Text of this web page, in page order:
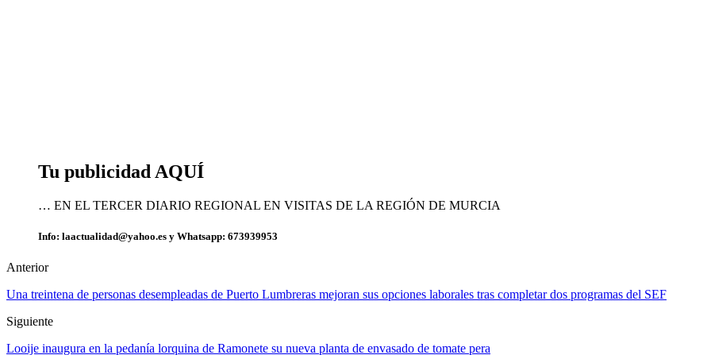
Tu publicidad AQUÍ
… EN EL TERCER DIARIO REGIONAL EN VISITAS DE LA REGIÓN DE MURCIA
Info: laactualidad@yahoo.es y Whatsapp: 673939953
Anterior
Una treintena de personas desempleadas de Puerto Lumbreras mejoran sus opciones laborales tras completar dos programas del SEF
Siguiente
Looije inaugura en la pedanía lorquina de Ramonete su nueva planta de envasado de tomate pera